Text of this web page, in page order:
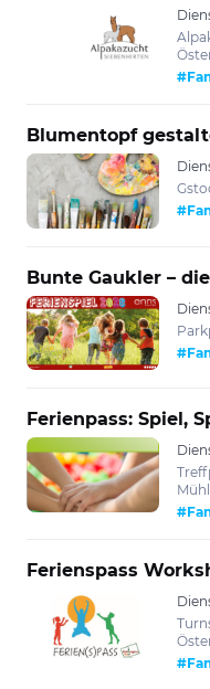
Blumentopf
Bunte Gaukler –
Ferienpass: Spiel,
Ferienspass